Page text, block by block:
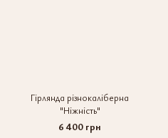
Гірлянда різнокаліберна
"Ніжність"
6 400 грн